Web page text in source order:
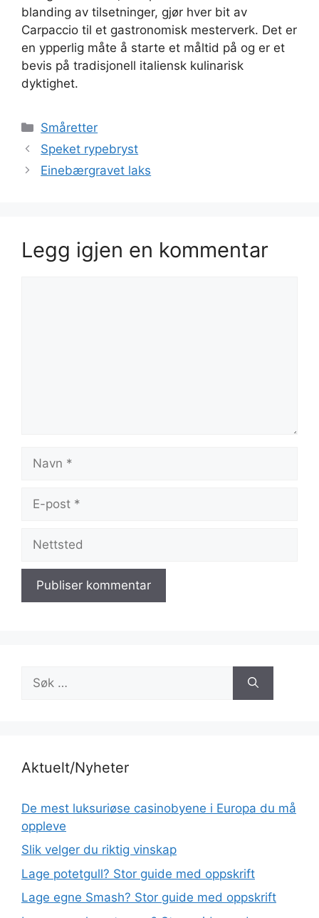
blanding av tilsetninger, gjør hver bit av
Carpaccio til et gastronomisk mesterverk. Det er
en ypperlig måte å starte et måltid på og er et
bevis på tradisjonell italiensk kulinarisk
dyktighet.
Kategorier
Småretter
Speket rypebryst
Einebærgravet laks
Legg igjen en kommentar
post
etter:
Aktuelt/Nyheter
De mest luksuriøse casinobyene i Europa du må
oppleve
Slik velger du riktig vinskap
Lage potetgull? Stor guide med oppskrift
Lage egne Smash? Stor guide med oppskrift